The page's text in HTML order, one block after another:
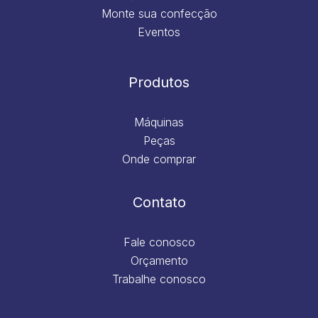
Monte sua confecção
Eventos
Produtos
Máquinas
Peças
Onde comprar
Contato
Fale conosco
Orçamento
Trabalhe conosco